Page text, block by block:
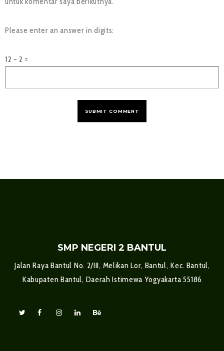
Please enter an answer in digits:
12 − 2 =
SMP NEGERI 2 BANTUL
Jalan Raya Bantul No. 2/III, Melikan Lor, Bantul, Kec. Bantul,
Kabupaten Bantul, Daerah Istimewa Yogyakarta 55186